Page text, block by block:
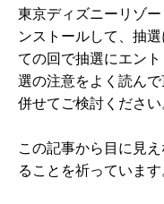
東京ディズニーリゾ
ンストールして、抽
ての回で抽選にエン
選の注意をよく読ん
併せてご検討ください
この記事から目に見
ることを祈っています